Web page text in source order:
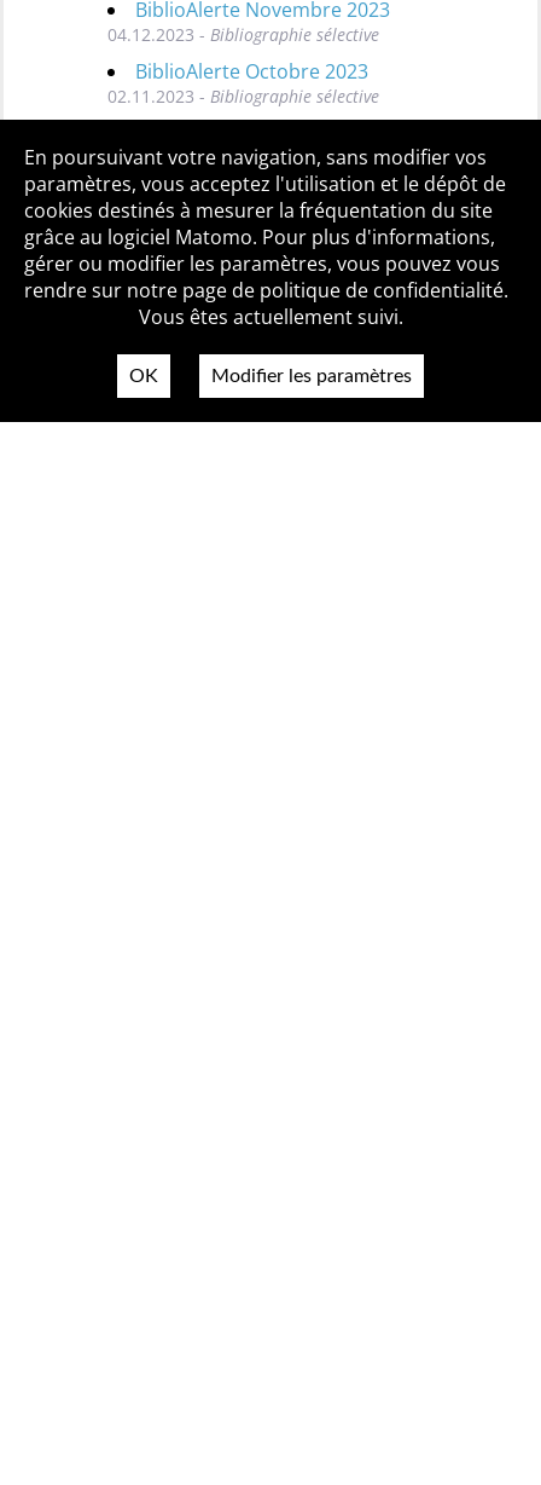
BiblioAlerte Novembre 2023
04.12.2023 - Bibliographie sélective
BiblioAlerte Octobre 2023
02.11.2023 - Bibliographie sélective
Toutes les BiblioAlertes
Qui sommes-nous ? Mentions légales
Accessibilité
Politique de confidentialité
Contact
En poursuivant votre navigation, sans modifier vos
paramètres, vous acceptez l'utilisation et le dépôt de
cookies destinés à mesurer la fréquentation du site
grâce au logiciel Matomo. Pour plus d'informations,
gérer ou modifier les paramètres, vous pouvez vous
rendre sur notre page de politique de confidentialité.
Vous êtes actuellement suivi.
OK Modifier les paramètres